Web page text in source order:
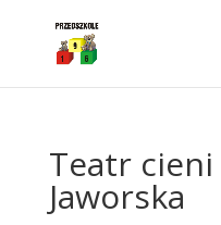
Teatr cieni
Jaworska